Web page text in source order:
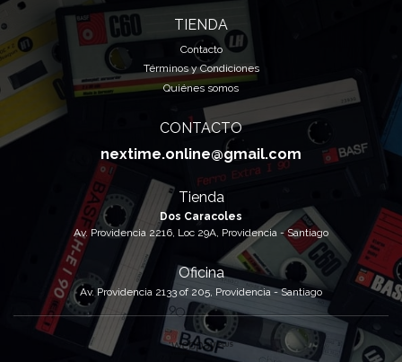
TIENDA
Contacto
Términos y Condiciones
Quiénes somos
CONTACTO
nextime.online@gmail.com
Tienda
Dos Caracoles
Av. Providencia 2216, Loc 29A, Providencia - Santiago
Oficina
Av. Providencia 2133 of 205, Providencia - Santiago